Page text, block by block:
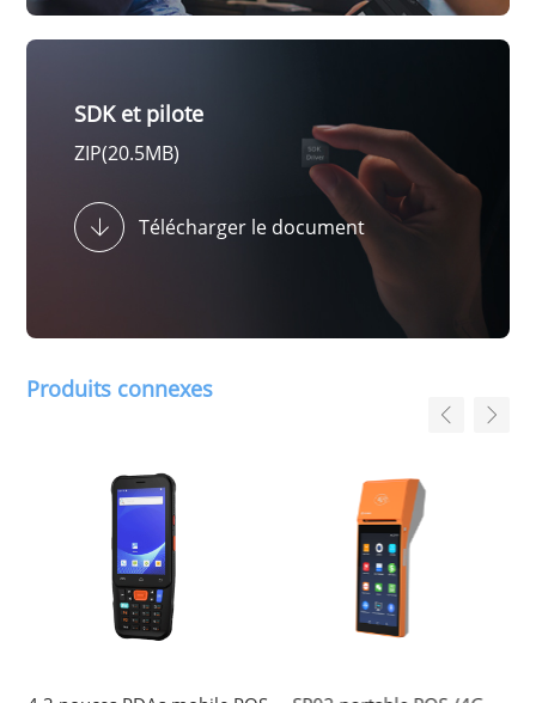
SDK et pilote
ZIP(20.5MB)
Télécharger le document
Produits connexes